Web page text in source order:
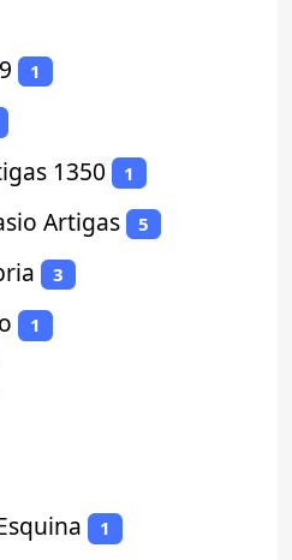
1
1350 1
Artigas 5
3
1
1